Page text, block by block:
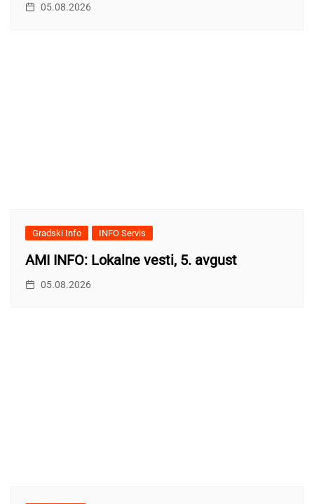
05.08.2026
Gradski Info INFO Servis
AMI INFO: Lokalne vesti, 5. avgust
05.08.2026